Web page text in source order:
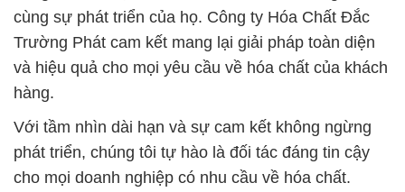
Với tầm nhìn dài hạn và sự cam kết không ngừng
phát triển, chúng tôi tự hào là đối tác đáng tin cậy
cho mọi doanh nghiệp có nhu cầu về hóa chất.
# Cty thương mại ← cung cấp KOH – Crystals
Potassium Potash Ăn Da Ấn Độ India
# Công ty phân phối π kinh doanh KOH – Crystals
Potassium Potash Ăn Da Ấn Độ India